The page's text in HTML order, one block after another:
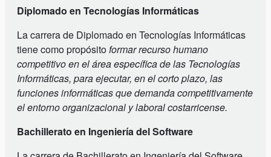
Diplomado en Tecnologías Informáticas
La carrera de Diplomado en Tecnologías Informáticas
tiene como propósitoformar recurso humano
competitivo en el área específica de las Tecnologías
Informáticas, para ejecutar, en el corto plazo, las
funciones informáticas que demanda competitivamente
el entorno organizacional y laboral costarricense.
Bachillerato en Ingeniería del Software